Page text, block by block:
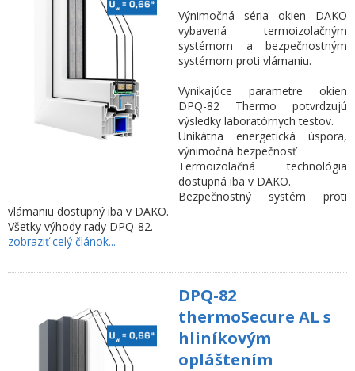
Výnimočná séria okien DAKO
vybavená termoizolačným
systémom a bezpečnostným
systémom proti vlámaniu.
Vynikajúce parametre okien
DPQ-82 Thermo potvrdzujú
výsledky laboratórnych testov.
Unikátna energetická úspora,
výnimočná bezpečnosť
Termoizolačná technológia
dostupná iba v DAKO.
Bezpečnostný systém proti
vlámaniu dostupný iba v DAKO.
Všetky výhody rady DPQ-82.
zobraziť celý článok...
DPQ-82
thermoSecure AL s
hliníkovým
opláštením